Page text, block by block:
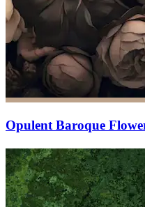
Opulent Baroque